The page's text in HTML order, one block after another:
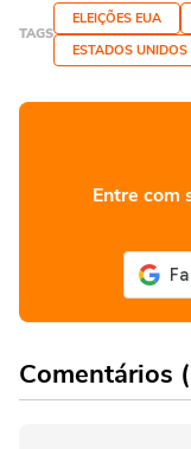
TAGS
ELEIÇÕES EUA
ESTADOS UNIDOS
Entre com
Comentários